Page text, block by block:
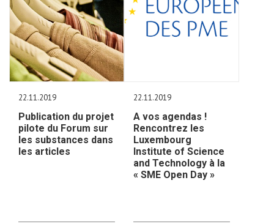
22.11.2019
Publication du projet
pilote du Forum sur
les substances dans
les articles
22.11.2019
A vos agendas !
Rencontrez les
Luxembourg
Institute of Science
and Technology à la
« SME Open Day »